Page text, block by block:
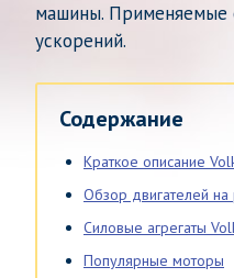
машины. Применяемые
ускорений.
Содержание
Краткое описание
Обзор двигателей на
Силовые агрегаты
Популярные моторы